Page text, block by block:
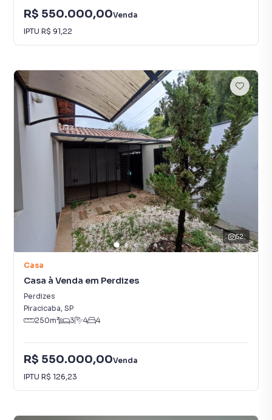
R$ 550.000,00Venda
IPTU R$ 91,22
52
Casa
Casa à Venda em Perdizes
Perdizes
Piracicaba, SP
250m² 3 4 4
R$ 550.000,00Venda
IPTU R$ 126,23